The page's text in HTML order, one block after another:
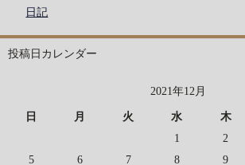
日記
投稿日カレンダー
2021年12月
日 月 火 水 木
1
2
5
6 7 8 9